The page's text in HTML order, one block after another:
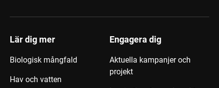
Lär dig mer
Biologisk mångfald
Hav och vatten
Engagera dig
Aktuella kampanjer och
projekt